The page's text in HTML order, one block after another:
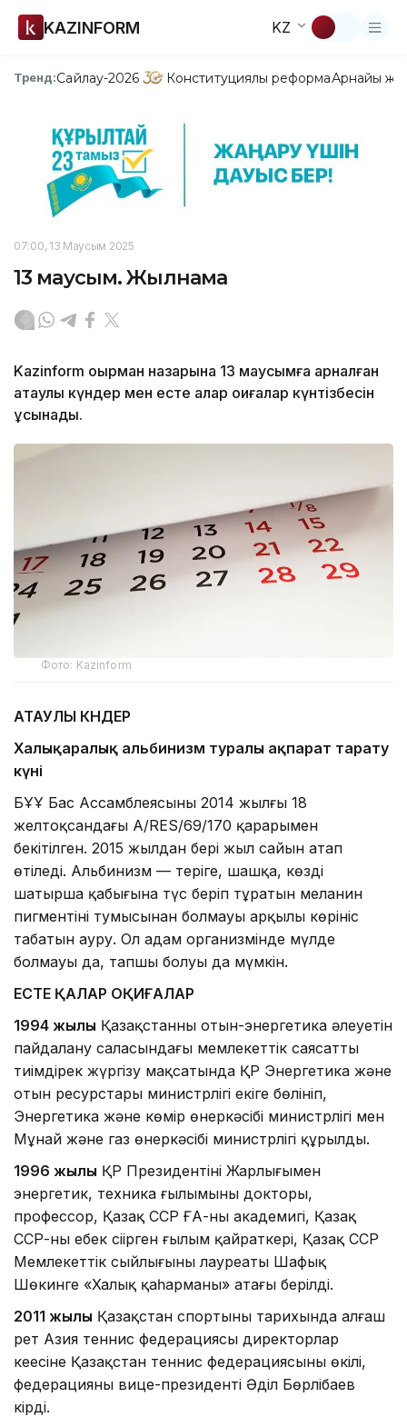
KAZINFORM KZ
Тренд:Сайлау-2026 Конституциялық реформаАрнайы
07:00, 13 Маусым 2025
13 маусым. Жылнама
Kazinform оқырман назарына 13 маусымға арналған
атаулы күндер мен есте қалар оқиғалар күнтізбесін
ұсынады.
Фото: Kazinform
АТАУЛЫ КҮНДЕР
Халықаралық альбинизм туралы ақпарат тарату
күні
БҰҰ Бас Ассамблеясының 2014 жылғы 18
желтоқсандағы A/RES/69/170 қарарымен
бекітілген. 2015 жылдан бері жыл сайын атап
өтіледі. Альбинизм — теріге, шашқа, көздің
шатырша қабығына түс беріп тұратын меланин
пигментінің тумысынан болмауы арқылы көрініс
табатын ауру. Ол адам организмінде мүлде
болмауы да, тапшы болуы да мүмкін.
ЕСТЕ ҚАЛАР ОҚИҒАЛАР
1994 жылы Қазақстанның отын-энергетика әлеуетін
пайдалану саласындағы мемлекеттік саясатты
тиімдірек жүргізу мақсатында ҚР Энергетика және
отын ресурстары министрлігі екіге бөлініп,
Энергетика және көмір өнеркәсібі министрлігі мен
Мұнай және газ өнеркәсібі министрлігі құрылды.
1996 жылы ҚР Президентінің Жарлығымен
энергетик, техника ғылымының докторы,
профессор, Қазақ ССР ҒА-ның академигі, Қазақ
ССР-ның еңбек сіңірген ғылым қайраткері, Қазақ ССР
Мемлекеттік сыйлығының лауреаты Шафық
Шөкинге «Халық қаһарманы» атағы берілді.
2011 жылы Қазақстан спортының тарихында алғаш
рет Азия теннис федерациясы директорлар
кеңесіне Қазақстан теннис федерациясының өкілі,
федерацияның вице-президенті Әділ Бөрлібаев
кірді.